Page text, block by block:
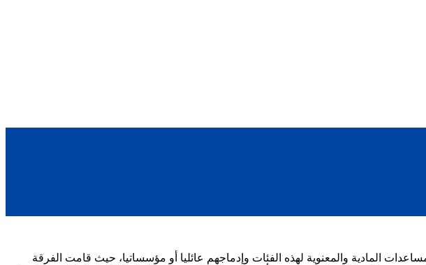
المادية والمعنوية لهذه الفئات وإدماجهم عائليا أو مؤسساتيا، حيث قامت الفرقة